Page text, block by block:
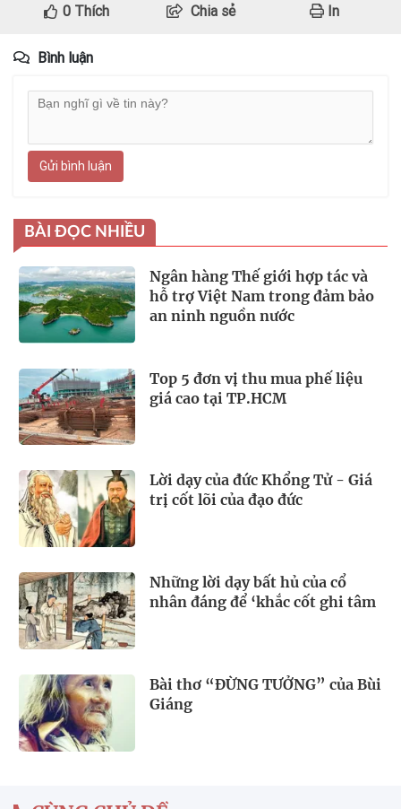
0Thích Chia sẻ In
Bình luận
Gửi bình luận
BÀI ĐỌC NHIỀU
Ngân hàng Thế giới hợp tác và
hỗ trợ Việt Nam trong đảm bảo
an ninh nguồn nước
Top 5 đơn vị thu mua phế liệu
giá cao tại TP.HCM
Lời dạy của đức Khổng Tử - Giá
trị cốt lõi của đạo đức
Những lời dạy bất hủ của cổ
nhân đáng để ‘khắc cốt ghi tâm
Bài thơ “ĐỪNG TƯỞNG” của Bùi
Giáng